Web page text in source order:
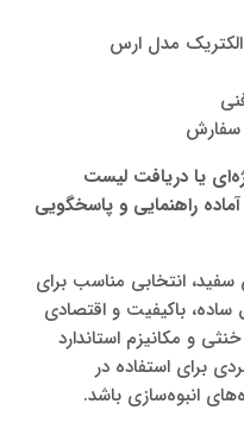
مدل ارس
سفارش
یا دریافت لیست
راهنمایی و پاسخگویی
انتخابی مناسب برای
باکیفیت و اقتصادی
و مکانیزم استاندارد
برای استفاده در
انبوه‌سازی باشد.